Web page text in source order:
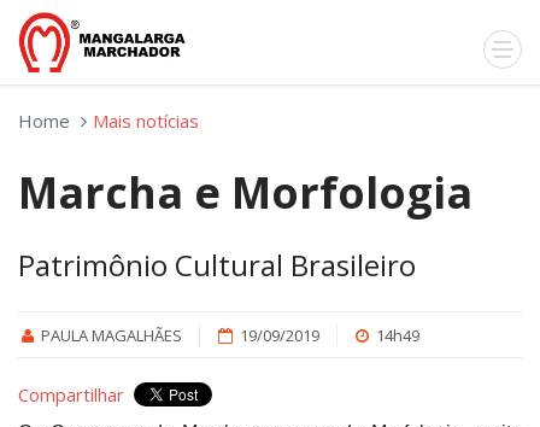
Home Mais notícias
Marcha e Morfologia
Patrimônio Cultural Brasileiro
PAULA MAGALHÃES 19/09/2019 14h49
Compartilhar